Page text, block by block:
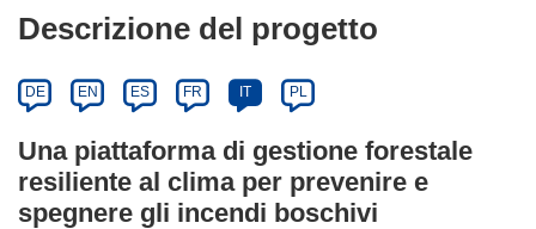
Descrizione del progetto
DE EN ES FR IT PL
Una piattaforma di gestione forestale
resiliente al clima per prevenire e
spegnere gli incendi boschivi